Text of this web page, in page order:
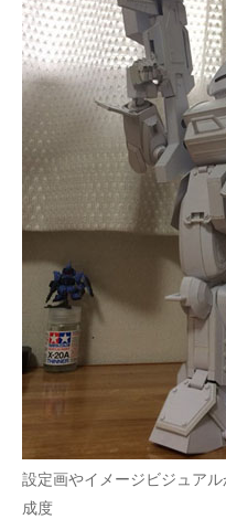
設定画やイメージビジュア
成度